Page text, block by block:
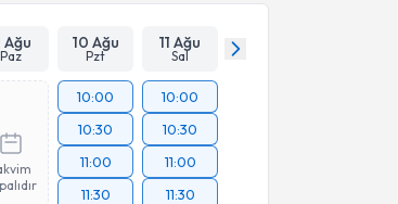
Ağu
Paz
10 Ağu
Pzt
11 Ağu
Sal
10:00
10:30
11:00
11:30
10:00
10:30
11:00
11:30